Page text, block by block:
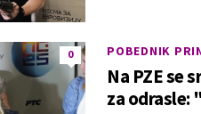
0 POBEDNIK
Na PZE se
za